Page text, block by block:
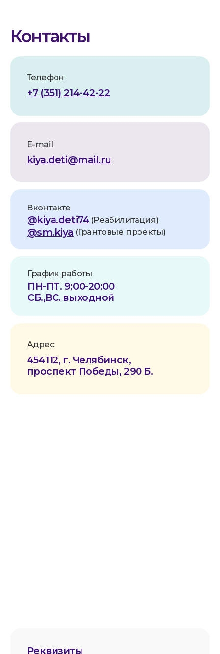
Устав СМ-Кия
Условия безопасности оплаты
Политика конфиденциальности
Согласие на обработку данных
АНО по оказанию медицинской и
реабилитационной помощи «Служба
милосердия «КИЯ» зарегистрирована в
Роскомнадзоре в реестре операторов,
осуществляющих обработку персональных
20.05.2025. Рег. номер: 74-25-019218
Все фотографии физических лиц размещены с
их письменного согласия (для
несовершеннолетних — с согласия законных
РФ и 152-ФЗ «О персональных данных».
Передача и использование изображений
третьими лицами в рекламных и/или
коммерческих целях без отдельного
письменного согласия самих физических лиц
(или их законных представителей) не
допускаются.